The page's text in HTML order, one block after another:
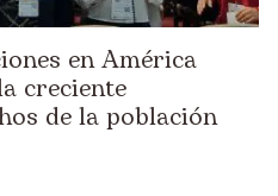
en América
creciente
de la población